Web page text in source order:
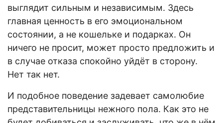
выглядит сильным и независимым. Здесь
главная ценность в его эмоциональном
состоянии, а не кошельке и подарках. Он
ничего не просит, может просто предложить и
в случае отказа спокойно уйдёт в сторону.
Нет так нет.
И подобное поведение задевает самолюбие
представительницы нежного пола. Как это не